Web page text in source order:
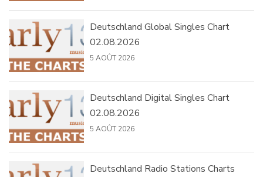
Deutschland Global Singles Chart
02.08.2026
5 AOÛT 2026
Deutschland Digital Singles Chart
02.08.2026
5 AOÛT 2026
Deutschland Radio Stations Charts